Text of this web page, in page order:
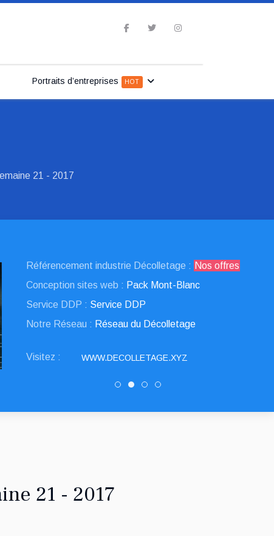
Portraits d’entreprises HOT
21 - 2017
Référencement industrie Décolletage : Nos offres
Conception sites web : Pack Mont-Blanc
Service DDP : Service DDP
Notre Réseau : Réseau du Décolletage
Visitez : WWW.DECOLLETAGE.XYZ
21 - 2017